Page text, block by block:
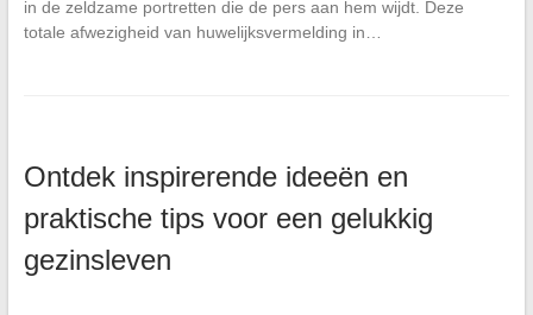
in de zeldzame portretten die de pers aan hem wijdt. Deze
totale afwezigheid van huwelijksvermelding in…
Ontdek inspirerende ideeën en
praktische tips voor een gelukkig
gezinsleven